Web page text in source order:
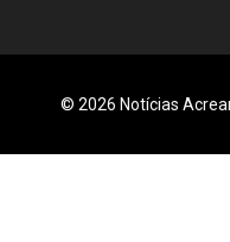
© 2026 Notícias